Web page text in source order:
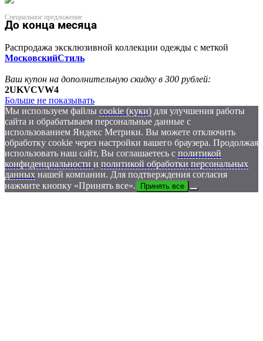
Специальное предложение
До конца месяца
Распродажа эксклюзивной коллекции одежды с меткой
МосковскийСтиль
Ваш купон на дополнительную скидку в 300 рублей:
2UKVCVW4
Больше не показывать
Мы используем файлы cookie (куки) для улучшения работы
сайта и обрабатываем персональные данные с
использованием Яндекс Метрики. Вы можете отключить
обработку cookie через настройки вашего браузера. Продолжая
использовать наш сайт, Вы соглашаетесь с политикой
конфиденциальности и политикой обработки персональных
данных нашей компании. Для подтверждения согласия
нажмите кнопку «Принять все».
Принять все